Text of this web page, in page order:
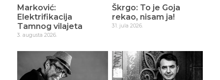
Marković:
Elektrifikacija
Tamnog vilajeta
3. augusta 2026.
Škrgo: To je Goja
rekao, nisam ja!
31. jula 2026.